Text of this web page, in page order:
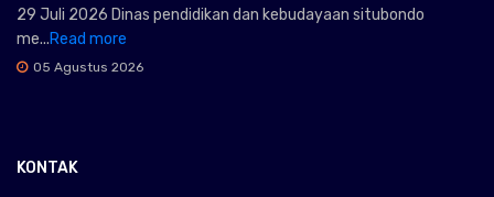
29 Juli 2026 Dinas pendidikan dan kebudayaan situbondo
me...Read more
05 Agustus 2026
KONTAK